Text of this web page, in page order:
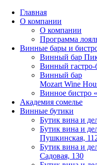
Главная
О компании
О компании
Программа
Винные бары и
Винный бар
Винный гастро-
Винный бар
Mozart Wine
Винное бистро
Академия сомелье
Винные бутики
Бутик вина и
Бутик вина и
Пушкинская,
Бутик вина и
Садовая, 130